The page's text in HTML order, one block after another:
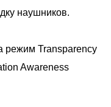
наушников.
режим Transparency
Awareness